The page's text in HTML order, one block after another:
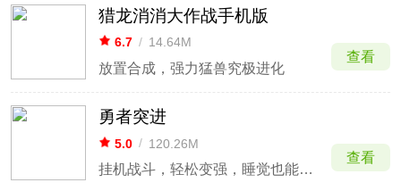
猎龙消消大作战手机版
6.7 / 14.64M
放置合成，强力猛兽究极进化
查看
勇者突进
5.0 / 120.26M
挂机战斗，轻松变强，睡觉也能升级
查看